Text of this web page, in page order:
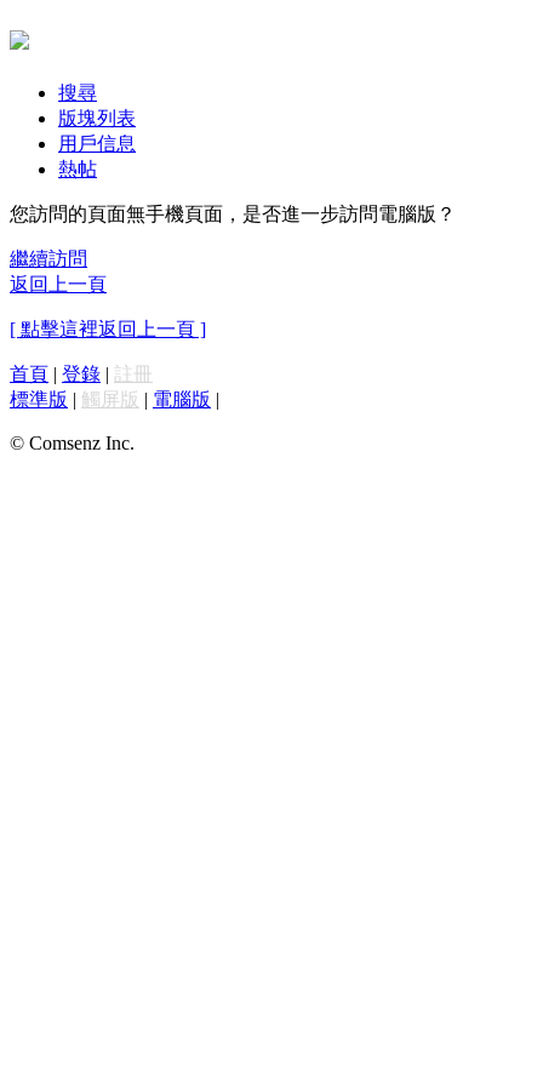
搜尋
版塊列表
用戶信息
熱帖
您訪問的頁面無手機頁面，是否進一步訪問電腦版？
繼續訪問
返回上一頁
[ 點擊這裡返回上一頁 ]
首頁 | 登錄 | 註冊
標準版 | 觸屏版 | 電腦版 |
© Comsenz Inc.